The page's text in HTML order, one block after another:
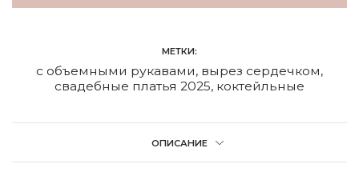
МЕТКИ:
с объемными рукавами, вырез сердечком,
свадебные платья 2025, коктейльные
ОПИСАНИЕ